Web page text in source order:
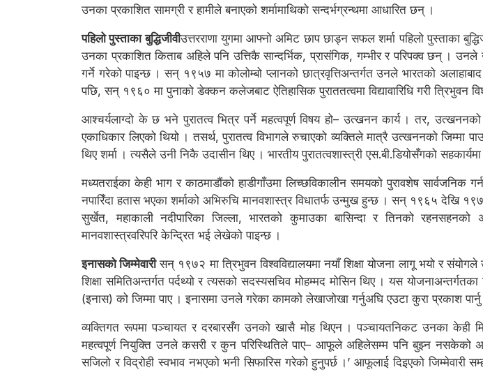
उनका प्रकाशित सामग्री र हामीले बनाएको शर्मामाथिको सन्दर्भग्रन्थमा आधारित छन् ।
पहिलो पुस्ताका बुद्धिजीवीउत्तरराणा युगमा आफ्नो अमिट छाप छाड्न सफल शर्मा पहिलो पुस्ताका
उनका प्रकाशित किताब अहिले पनि उत्तिकै सान्दर्भिक, प्रासंगिक, गम्भीर र परिपक्व छन् ।
गर्ने गरेको पाइन्छ । सन् १९५७ मा कोलोम्बो प्लानको छात्रवृत्तिअन्तर्गत उनले भारतको
पछि, सन् १९६० मा पुनाको डेक्कन कलेजबाट ऐतिहासिक पुराततत्वमा विद्यावारिधि गरी त्रिभुवन
आश्चर्यलाग्दो के छ भने पुरातत्व भित्र पर्ने महत्वपूर्ण विषय हो– उत्खनन कार्य । तर,
एकाधिकार लिएको थियो । तसर्थ, पुरातत्व विभागले रुचाएको व्यक्तिले मात्रै उत्खननको जिम्मा
थिए शर्मा । त्यसैले उनी निकै उदासीन थिए । भारतीय पुरातत्वशास्त्री एस.बी.डियोसँगको
मध्यतराईका केही भाग र काठमाडौंको हाडीगाँउमा लिच्छविकालीन समयको पुरावशेष सार्वजनिक
नपारिँदा हतास भएका शर्माको अभिरुचि मानवशास्त्र विधातर्फ उन्मुख हुन्छ । सन् १९६५ देखि
सुर्खेत, महाकाली नदीपारिका जिल्ला, भारतको कुमाउका बासिन्दा र तिनको
मानवशास्त्रवरिपरि केन्द्रित भई लेखेको पाइन्छ ।
इनासको जिम्मेवारीसन् १९७२ मा त्रिभुवन विश्वविद्यालयमा नयाँ शिक्षा योजना लागू भयो र
शिक्षा समितिअन्तर्गत पर्दथ्यो र त्यसको सदस्यसचिव मोहम्मद मोसिन थिए । यस
(इनास) को जिम्मा पाए । इनासमा उनले गरेका कामको लेखाजोखा गर्नुअघि एउटा कुरा प्रकाश
व्यक्तिगत रूपमा पञ्चायत र दरबारसँग उनको खासै मोह थिएन । पञ्चायतनिकट उनका
महत्वपूर्ण नियुक्ति उनले कसरी र कुन परिस्थितिले पाए– आफूले अहिलेसम्म पनि बुझ्न नसकेको
सजिलो र विद्रोही स्वभाव नभएको भनी सिफारिस गरेको हुनुपर्छ ।’ आफूलाई दिइएको जिम्मेवारी